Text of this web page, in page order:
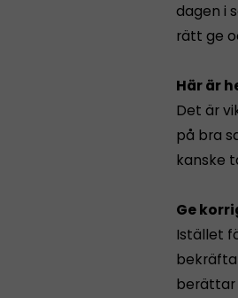
dagen i
rätt ge
Här är
Det är
på bra
kanske
Ge
Istället
berättar